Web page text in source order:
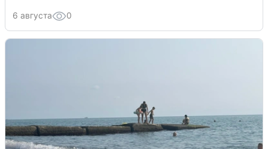
6 августа 0